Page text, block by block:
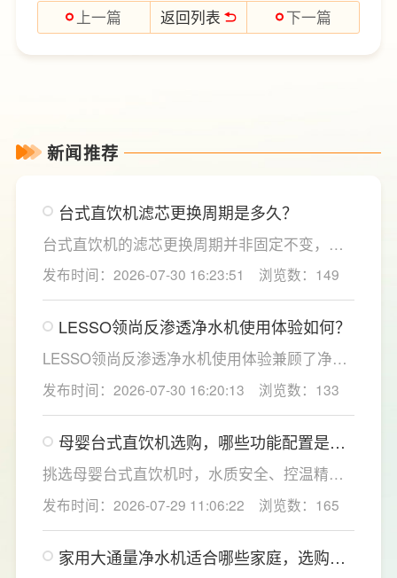
上一篇 返回列表 下一篇
新闻推荐
台式直饮机滤芯更换周期是多久？
台式直饮机的滤芯更换周期并非固定不变，主
要取决于实际用水量、进水水质及使用频率等
因素。一般来说，PP棉和活性炭类前置滤芯建
议每6至12个月更换一次，RO反渗透膜滤芯使
用寿命相对较长，通常在2至3年左右，而后置
活性炭滤芯则建议每年更换一次以保障出水口
感。
发布时间：2026-07-30 16:23:51 浏览数：149
LESSO领尚反渗透净水机使用体验如何？
LESSO领尚反渗透净水机使用体验兼顾了净水
效果、使用便捷性和节水表现。产品采用
120mm纤薄机身设计，不占用过多厨下空间；
双出水模式可根据不同需求切换生活用水和直
饮水，不仅满足厨房多场景用水需求，还有助
于延长滤芯使用寿命。
发布时间：2026-07-30 16:20:13 浏览数：133
母婴台式直饮机选购，哪些功能配置是有
娃家庭必不可少的？
挑选母婴台式直饮机时，水质安全、控温精准
度是宝妈群体最关心的核心需求，接下来
LESSO领尚为大家讲解适合母婴家庭的必备功
能配置。母婴冲奶、辅食、直饮对水温要求不
同，机型需搭载多档精准控温功能，45℃低温
发布时间：2026-07-29 11:06:22 浏览数：165
家用大通量净水机适合哪些家庭，选购时